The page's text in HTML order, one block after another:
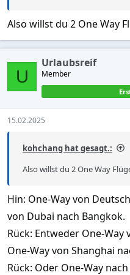
Also willst du 2 One Way
U
Urlaubsreif
Member
15.02.2025
kohchang hat gesagt.:
Also willst du 2 One Way
Hin: One-Way von
von Dubai nach Bangkok.
Rück: Entweder One-
One-Way von Shanghai
Rück: Oder One-Way